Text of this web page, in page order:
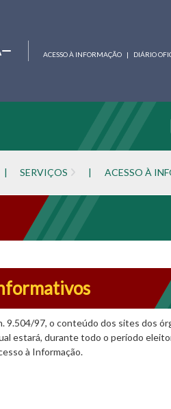
ACESSO À INFORMAÇÃO | DIÁRIO
| SERVIÇOS | ACESSO À
9.504/97, o conteúdo dos sites dos
estará, durante todo o período
à Informação.